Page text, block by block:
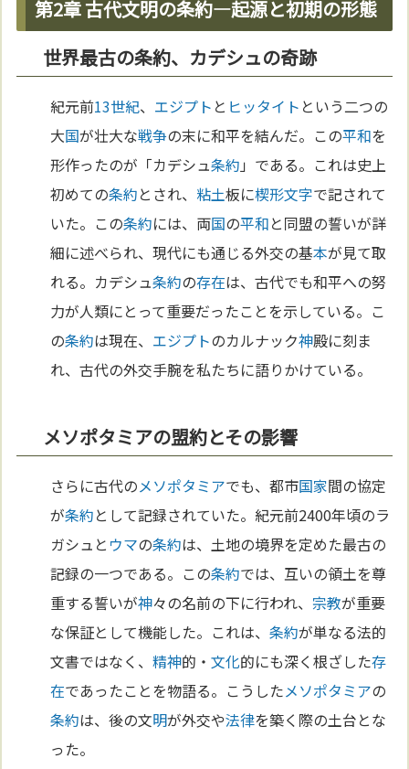
第2章 古代文明の条約—起源と初期の形態
世界最古の条約、カデシュの奇跡
紀元前13世紀、 エジプト と ヒッタイト という二つの
大国が壮大な戦争の末に和平を結んだ。この平和を
形作ったのが「カデシュ条約 」である。これは史上
初めての条約とされ、 粘土板に楔形文字で記されて
いた。この条約には、両国の平和と同盟の誓いが詳
細に述べられ、現代にも通じる外交の基本が見て取
れる。カデシュ条約の存在は、古代でも和平への努
力が人類にとって重要だったことを示している。こ
の条約は現在、 エジプトのカルナック神殿に刻ま
れ、古代の外交手腕を私たちに語りかけている。
メソポタミアの盟約とその影響
さらに古代のメソポタミアでも、都市国家間の協定
が条約として記録されていた。紀元前2400年頃のラ
ガシュと ウマの条約は、土地の境界を定めた最古の
記録の一つである。この条約では、互いの領土を尊
重する誓いが神々の名前の下に行われ、 宗教が重要
な保証として機能した。これは、条約が単なる法的
文書ではなく、精神的・文化的にも深く根ざした存
在であったことを物語る。こうしたメソポタミアの
条約は、後の文明が外交や法律を築く際の土台とな
った。